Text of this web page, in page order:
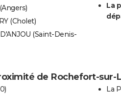
(Cholet)
(Saint-Denis-
La
de Rochefort-sur-
La